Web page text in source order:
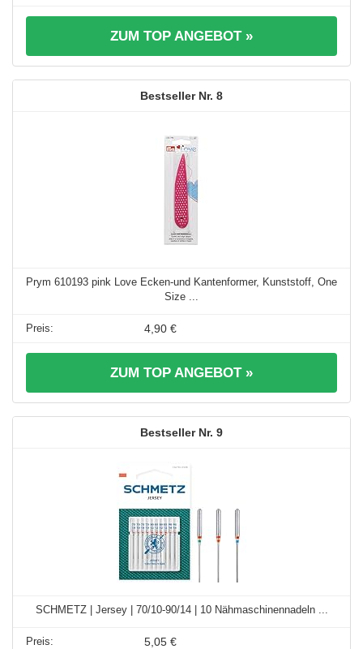
ZUM TOP ANGEBOT »
8
Prym 610193 pink Love Ecken-und Kantenformer, Kunststoff, One
Size ...
4,90 €
ZUM TOP ANGEBOT »
9
SCHMETZ | Jersey | 70/10-90/14 | 10 Nähmaschinennadeln ...
5,05 €